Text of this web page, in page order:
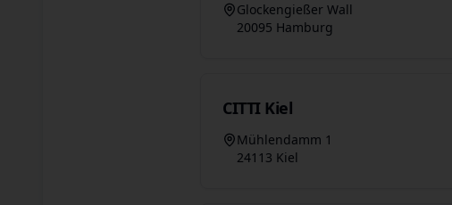
Glockengießer Wall
20095 Hamburg
CITTI Kiel
Mühlendamm 1
24113 Kiel